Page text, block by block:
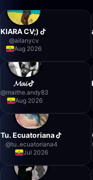
KIARA CV;)
@ailanycv
Aug 2026
𝓜𝓪𝓲
@maithe.andy83
Aug 2026
Tu. Ecuatoriana
@tu..ecuatoriana4
Jul 2026